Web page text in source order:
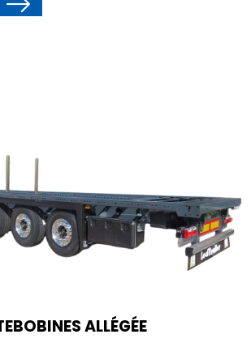
ALLÉGÉE